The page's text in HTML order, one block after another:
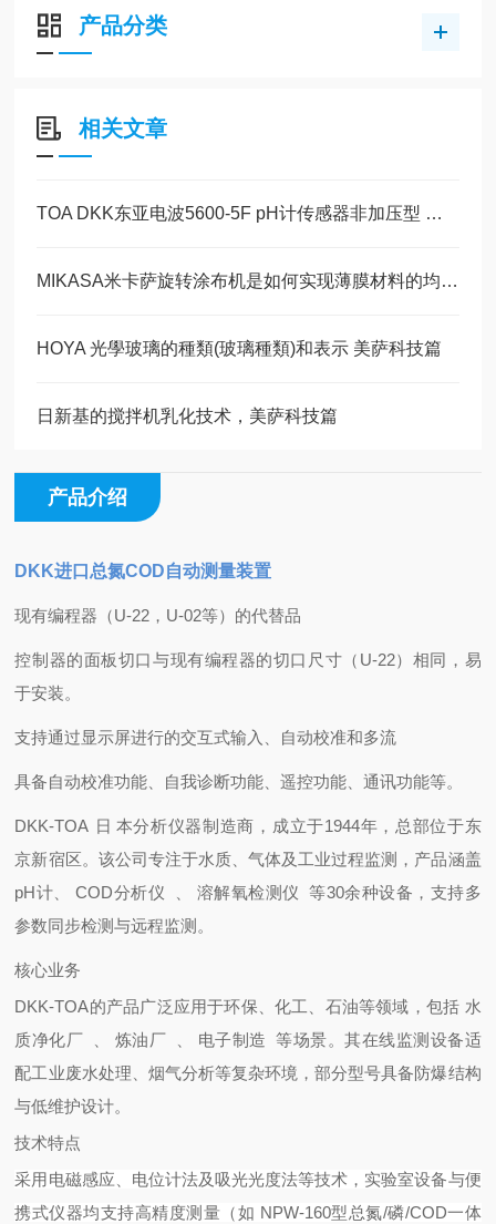
产品分类
相关文章
TOA DKK东亚电波5600-5F pH计传感器非加压型 美萨全系列代理
MIKASA米卡萨旋转涂布机是如何实现薄膜材料的均匀涂覆的?
HOYA 光學玻璃的種類(玻璃種類)和表示 美萨科技篇
日新基的搅拌机乳化技术，美萨科技篇
产品介绍
DKK进口总氮COD自动测量装置
现有编程器（U-22，U-02等）的代替品
控制器的面板切口与现有编程器的切口尺寸（U-22）相同，易
于安装。
支持通过显示屏进行的交互式输入、自动校准和多流
具备自动校准功能、自我诊断功能、遥控功能、通讯功能等。
DKK-TOA 日 本分析仪器制造商，成立于1944年，总部位于东
京新宿区。该公司专注于水质、气体及工业过程监测，产品涵盖
pH计、
COD分析仪 溶解氧检测仪
等30余种设备，支持多
参数同步检测与远程监测。 ‌
核心业务
DKK-TOA的产品广泛应用于环保、化工、石油等领域，包括 水
质净化厂 炼油厂 电子制造
等场景。其在线监测设备适
配工业废水处理、烟气分析等复杂环境，部分型号具备防爆结构
与低维护设计。 ‌
技术特点
采用电磁感应、电位计法及吸光光度法等技术，实验室设备与便
携式仪器均支持高精度测量（如 NPW-160型总氮/磷/COD一体